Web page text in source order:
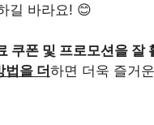
길 바라요! 😊
쿠폰 및 프로모션을 잘
법을 더 하면 더욱 즐거